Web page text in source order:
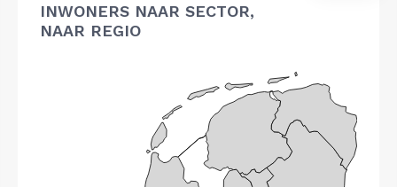
INWONERS NAAR SECTOR,
NAAR REGIO